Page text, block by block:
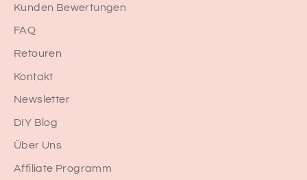
Kunden Bewertungen
FAQ
Retouren
Kontakt
Newsletter
DIY Blog
Über Uns
Affiliate Programm